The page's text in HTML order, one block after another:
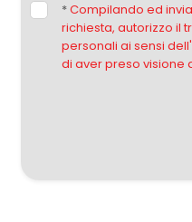
*Compilando ed
richiesta, autorizzo il
personali ai sensi
di aver preso visione